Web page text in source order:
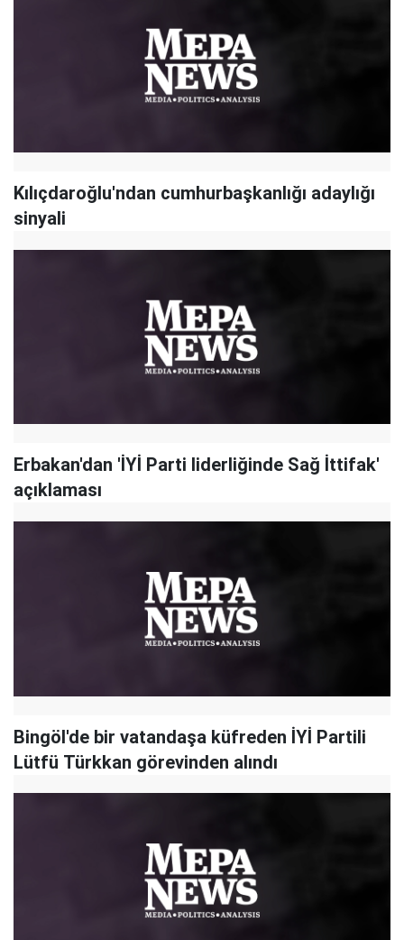
Kılıçdaroğlu'ndan cumhurbaşkanlığı adaylığı
sinyali
Erbakan'dan 'İYİ Parti liderliğinde Sağ İttifak'
açıklaması
Bingöl'de bir vatandaşa küfreden İYİ Partili
Lütfü Türkkan görevinden alındı